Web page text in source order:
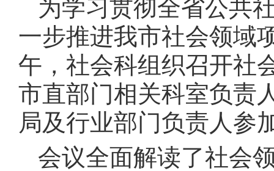
为学习贯彻全省公共
一步推进我市社会领域
午，社会科组织召开社
市直部门相关科室负责
局及行业部门负责人参
会议全面解读了社会